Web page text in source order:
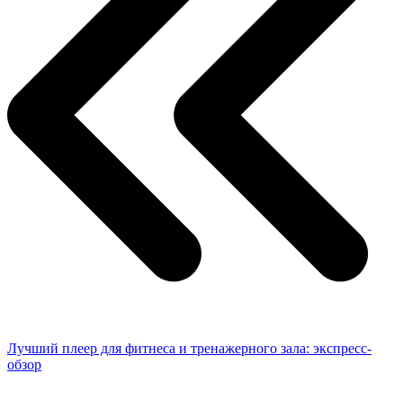
Лучший плеер для фитнеса и тренажерного зала: экспресс-
обзор